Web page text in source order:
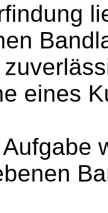
eines